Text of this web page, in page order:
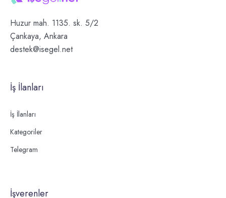
Huzur mah. 1135. sk. 5/2
Çankaya, Ankara
destek@isegel.net
İş İlanları
İş İlanları
Kategoriler
Telegram
İşverenler